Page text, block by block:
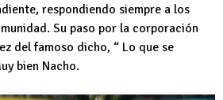
respondiendo siempre a los
Su paso por la corporación
del famoso dicho, “ Lo que se
bien Nacho.